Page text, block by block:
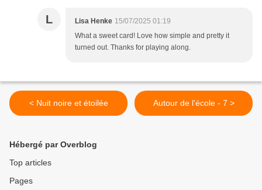
L Lisa Henke 15/07/2025 01:19
What a sweet card! Love how simple and pretty it
turned out. Thanks for playing along.
< Nuit noire et étoilée Autour de l'école - 7 >
Hébergé par Overblog
Top articles
Pages